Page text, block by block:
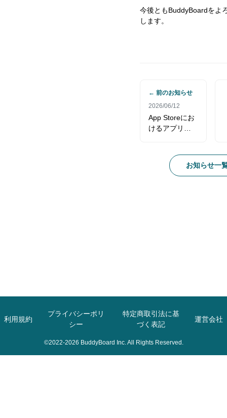
今後ともBuddyBoardをよ
します。
← 前のお知らせ
2026/06/12
App Storeにお
けるアプリ
更に伴う再ログ
インのお願い
お知らせ一
プライバシーポリ
シー
利用規約
特定商取引法に基
づく表記
運営会社
©2022-2026 BuddyBoard Inc. All Rights Reserved.